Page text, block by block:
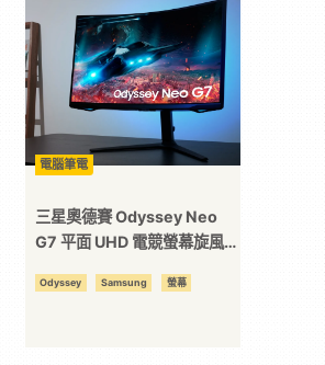
二
次
元
｜
3C
電腦筆電
三星奧德賽 Odyssey Neo
G7 平面 UHD 電競螢幕旋風登
Odyssey Samsung 螢幕